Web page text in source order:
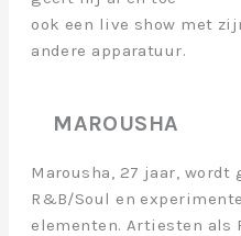
ook een live show met
andere apparatuur.
MAROUSHA
Marousha, 27 jaar,
R&B/Soul en
elementen. Artiesten als